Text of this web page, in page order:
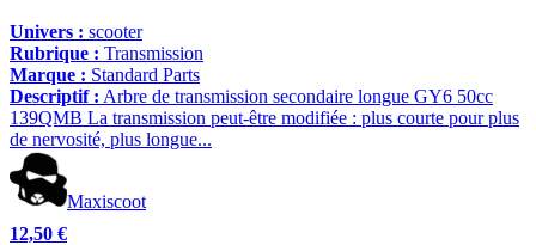
Univers : scooter
Rubrique : Transmission
Marque : Standard Parts
Descriptif : Arbre de transmission secondaire longue GY6 50cc
139QMB La transmission peut-être modifiée : plus courte pour plus
de nervosité, plus longue...
Maxiscoot
12,50 €